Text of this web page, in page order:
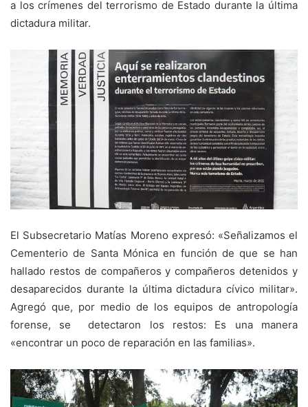
a los crímenes del terrorismo de Estado durante la última
dictadura militar.
El Subsecretario Matías Moreno expresó: «Señalizamos el
Cementerio de Santa Mónica en función de que se han
hallado restos de compañeros y compañeros detenidos y
desaparecidos durante la última dictadura cívico militar».
Agregó que, por medio de los equipos de antropología
forense, se detectaron los restos: Es una manera
«encontrar un poco de reparación en las familias».